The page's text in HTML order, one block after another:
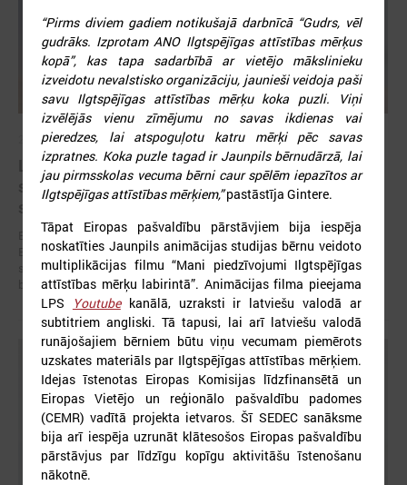
2026. gada 19. jūnijs
Latvijas pašvaldības aicinātas pieteikties
sadarbībai ar Ukrainas pašvaldībām veltītai
starptautiskai balvai
Eiropas Pašvaldību un reģionu padome sadarbībā ar “U-LEAD with
Europe” un Latvijas Pašvaldību savienību izsludinājusi pieteikšanos
starptautiskai pašvaldību sadarbības balvai “Uzticības tiltu sadarbības
balva 2026”.
“Pirms diviem gadiem notikušajā darbnīcā “Gudrs, vēl
gudrāks. Izprotam ANO Ilgtspējīgas attīstības mērķus
kopā”, kas tapa sadarbībā ar vietējo mākslinieku
izveidotu nevalstisko organizāciju, jaunieši veidoja paši
savu Ilgtspējīgas attīstības mērķu koka puzli. Viņi
izvēlējās vienu zīmējumu no savas ikdienas vai
pieredzes, lai atspoguļotu katru mērķi pēc savas
izpratnes. Koka puzle tagad ir Jaunpils bērnudārzā, lai
jau pirmsskolas vecuma bērni caur spēlēm iepazītos ar
Ilgtspējīgas attīstības mērķiem,”pastāstīja Gintere.
Tāpat Eiropas pašvaldību pārstāvjiem bija iespēja
noskatīties Jaunpils animācijas studijas bērnu veidoto
multiplikācijas filmu “Mani piedzīvojumi Ilgtspējīgas
attīstības mērķu labirintā”. Animācijas filma pieejama
LPS
Youtubekanālā, uzraksti ir latviešu valodā ar
subtitriem angliski. Tā tapusi, lai arī latviešu valodā
runājošajiem bērniem būtu viņu vecumam piemērots
uzskates materiāls par Ilgtspējīgas attīstības mērķiem.
Idejas īstenotas Eiropas Komisijas līdzfinansētā un
Eiropas Vietējo un reģionālo pašvaldību padomes
(CEMR) vadītā projekta ietvaros. Šī SEDEC sanāksme
bija arī iespēja uzrunāt klātesošos Eiropas pašvaldību
pārstāvjus par līdzīgu kopīgu aktivitāšu īstenošanu
nākotnē.